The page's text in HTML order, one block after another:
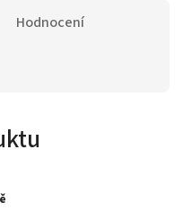
Hodnocení